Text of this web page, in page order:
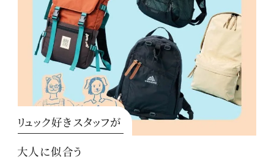
リュック好きスタッフが
大人に似合う